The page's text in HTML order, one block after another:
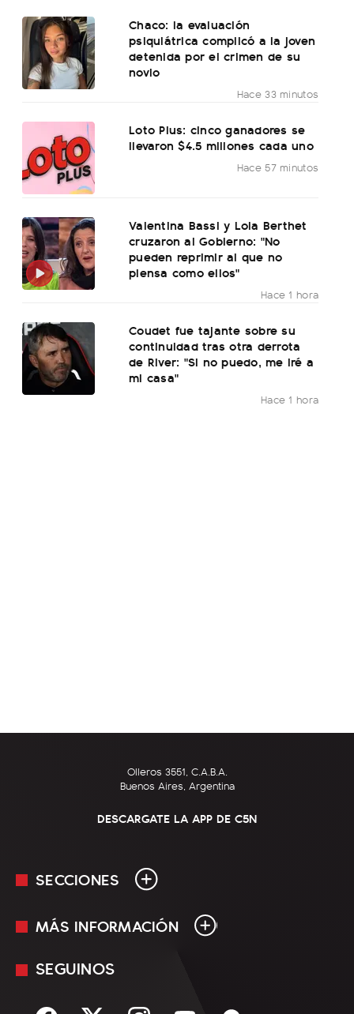
Chaco: la evaluación
psiquiátrica complicó a la joven
detenida por el crimen de su
novio
Hace 33 minutos
Loto Plus: cinco ganadores se
llevaron $4.5 millones cada uno
Hace 57 minutos
Valentina Bassi y Lola Berthet
cruzaron al Gobierno: "No
pueden reprimir al que no
piensa como ellos"
Hace 1 hora
Coudet fue tajante sobre su
continuidad tras otra derrota
de River: "Si no puedo, me iré a
mi casa"
Hace 1 hora
Olleros 3551, C.A.B.A.
Buenos Aires, Argentina
DESCARGATE LA APP DE C5N
SECCIONES
En Vivo
MÁS INFORMACIÓN
Mediakit
Términos y condiciones
SEGUINOS